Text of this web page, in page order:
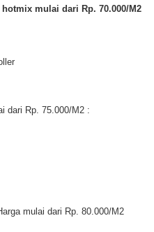
mulai dari Rp. 70.000/M2
dari Rp. 75.000/M2 :
mulai dari Rp. 80.000/M2